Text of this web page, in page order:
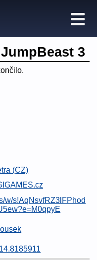
3
(CZ)
w/s!AqNsvfRZ3lFPhod